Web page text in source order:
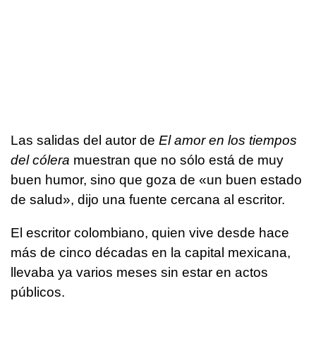
Las salidas del autor de El amor en los tiempos
del cólera muestran que no sólo está de muy
buen humor, sino que goza de «un buen estado
de salud», dijo una fuente cercana al escritor.
El escritor colombiano, quien vive desde hace
más de cinco décadas en la capital mexicana,
llevaba ya varios meses sin estar en actos
públicos.